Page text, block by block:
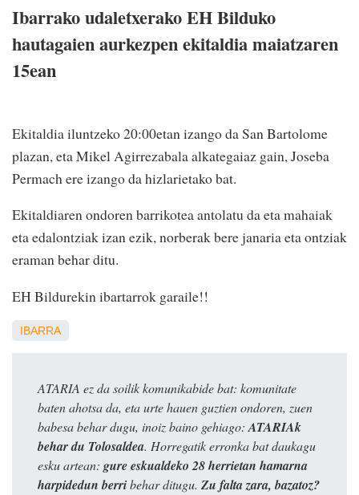
Ibarrako udaletxerako EH Bilduko
hautagaien aurkezpen ekitaldia maiatzaren
15ean
Ekitaldia iluntzeko 20:00etan izango da San Bartolome
plazan, eta Mikel Agirrezabala alkategaiaz gain, Joseba
Permach ere izango da hizlarietako bat.
Ekitaldiaren ondoren barrikotea antolatu da eta mahaiak
eta edalontziak izan ezik, norberak bere janaria eta ontziak
eraman behar ditu.
EH Bildurekin ibartarrok garaile!!
IBARRA
ATARIA ez da soilik komunikabide bat: komunitate
baten ahotsa da, eta urte hauen guztien ondoren, zuen
babesa behar dugu, inoiz baino gehiago:ATARIAk
behar du Tolosaldea. Horregatik erronka bat daukagu
esku artean: gure eskualdeko 28 herrietan hamarna
harpidedun berribehar ditugu. Zu falta zara, bazatoz?